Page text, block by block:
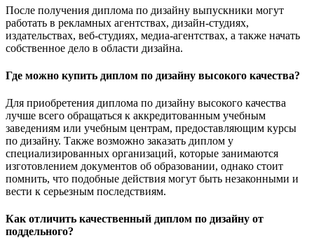
После получения диплома по дизайну выпускники могут
работать в рекламных агентствах, дизайн-студиях,
издательствах, веб-студиях, медиа-агентствах, а также начать
собственное дело в области дизайна.
Где можно купить диплом по дизайну высокого качества?
Для приобретения диплома по дизайну высокого качества
лучше всего обращаться к аккредитованным учебным
заведениям или учебным центрам, предоставляющим курсы
по дизайну. Также возможно заказать диплом у
специализированных организаций, которые занимаются
изготовлением документов об образовании, однако стоит
помнить, что подобные действия могут быть незаконными и
вести к серьезным последствиям.
Как отличить качественный диплом по дизайну от
поддельного?